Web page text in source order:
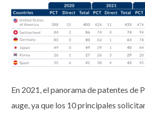
En 2021, el panorama de patentes de
auge, ya que los 10 principales